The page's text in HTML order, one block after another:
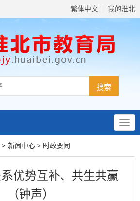
繁体中文 我的淮北
> 新闻中心 > 时政要闻
优势互补、共生共赢
（钟声）